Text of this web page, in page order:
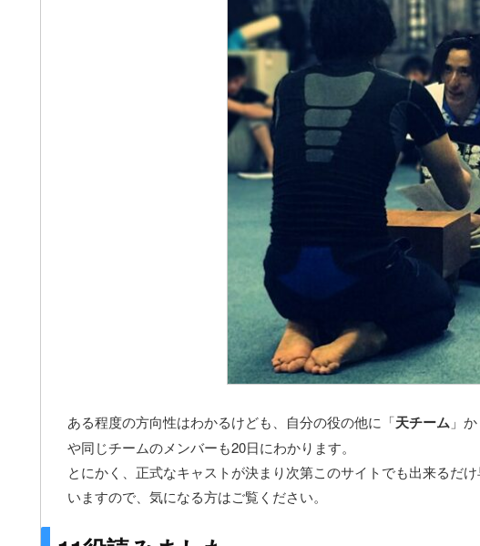
ある程度の方向性はわかるけども、自分の役の他に「天チーム 」
や同じチームのメンバーも20日にわかります。
とにかく、正式なキャストが決まり次第このサイトでも出来るだ
いますので、気になる方はご覧ください。